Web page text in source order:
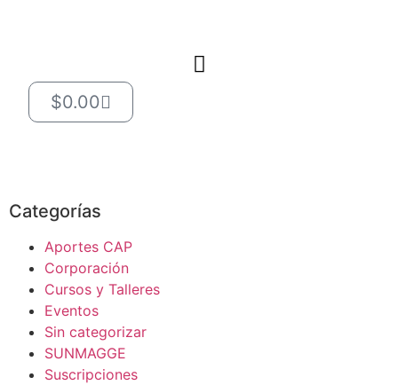
$0.00
Categorías
Aportes CAP
Corporación
Cursos y Talleres
Eventos
Sin categorizar
SUNMAGGE
Suscripciones